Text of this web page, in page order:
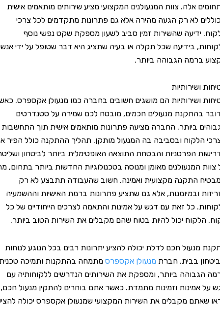
אלה. צוות המנעולנים המקצועי מציע שירותים מותאמים אישית
לא רק הגעה מהירה אלא גם פתרונות מתקדמים לכל צרכי
שהשירות זמין סביב לשעון מספקת שקט נפשי נוסף
בידיעה שכל תקלה או בעיה שתציג היא דבר שטופל על ידי אנשי
הגבוהה ביותר.
ושירותיות הם מושגים חשובים בחברה כמו מנעולן אקספרס. כאשר
מנעולים חכמים, מובטח לכם שמירה על סטנדרטים
ביותר. החברה מציעה פתרונות מותאמים אישית תוך התחשבות
ובסביבה בה המנעול מותקן. תהליך ההתקנה כולל הפיר את
הפרטניות והבטחת התוצאה האופטימלית ביותר לביטחון ושליטה.
המנעולנים מאומן ומנוסה בטכנולוגיות החדשות ביותר בתחום, מה
התקנה מקצועית ואמינה. חשוב שהעבודה תתבצע לא רק
ובמיומנות, אלא גם שתציע פתרונות ברמת האישיות וההשמעיה
כל זאת עם דגש על אמינות והתאמה לצרכים הייחודיים של כל
יכול להיות בטוח שהם מקבלים את השירות הטוב ביותר.
חכם לדלת יכולה להציע יתרונות רבים בכל הנוגע לנוחות
בבית. חברתמנעולן אקספרסמתמחה בהתקנות ותמיכה טכנית
ביותר, ומספקת את השירותים הנדרשים ללקוחותיה עם
וזמינות מתמדת. כאשר אתם בוחרים להתקין מנעול חכם,
מקבלים את השירות המקצועי שמנעולן אקספרס יכולה להציע